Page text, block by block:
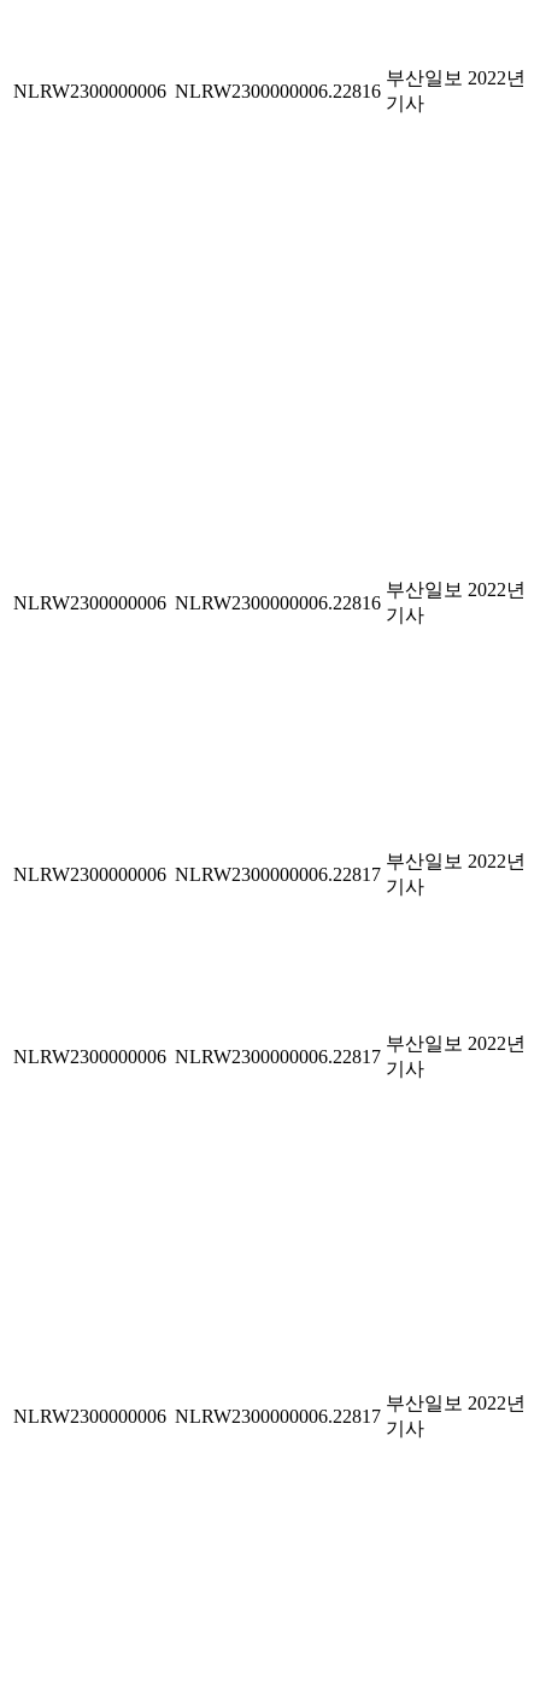
NLRW2300000006 NLRW2300000006.22816
부산일보 2022년
기사
NLRW2300000006 NLRW2300000006.22816
부산일보 2022년
기사
NLRW2300000006 NLRW2300000006.22817
부산일보 2022년
기사
NLRW2300000006 NLRW2300000006.22817
부산일보 2022년
기사
NLRW2300000006 NLRW2300000006.22817
부산일보 2022년
기사